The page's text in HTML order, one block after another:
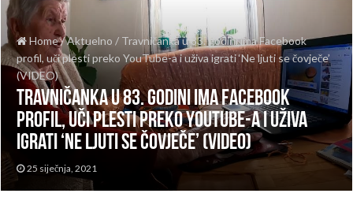
Home/Aktuelno / Travničanka u 83. godini ima Facebook
profil, uči plesti preko YouTube-a i uživa igrati ‘Ne ljuti se čovječe’
(VIDEO)
Travničanka u 83. godini ima Facebook
profil, uči plesti preko YouTube-a i uživa
igrati ‘Ne ljuti se čovječe’ (VIDEO)
25 siječnja, 2021